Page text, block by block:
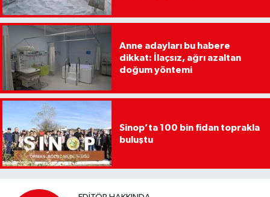
Anne adayları bu habere
dikkat: İlaçsız, ağrı azaltan
doğum yöntemi
Sinop’ta 100 bin fidan toprakla
buluştu